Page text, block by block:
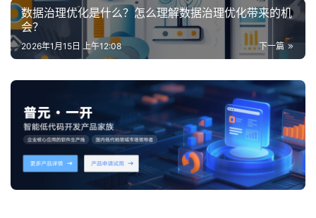
数据治理优化是什么？怎么理解数据治理优化带来的机
会？
下一篇
2026年1月15日 上午12:08